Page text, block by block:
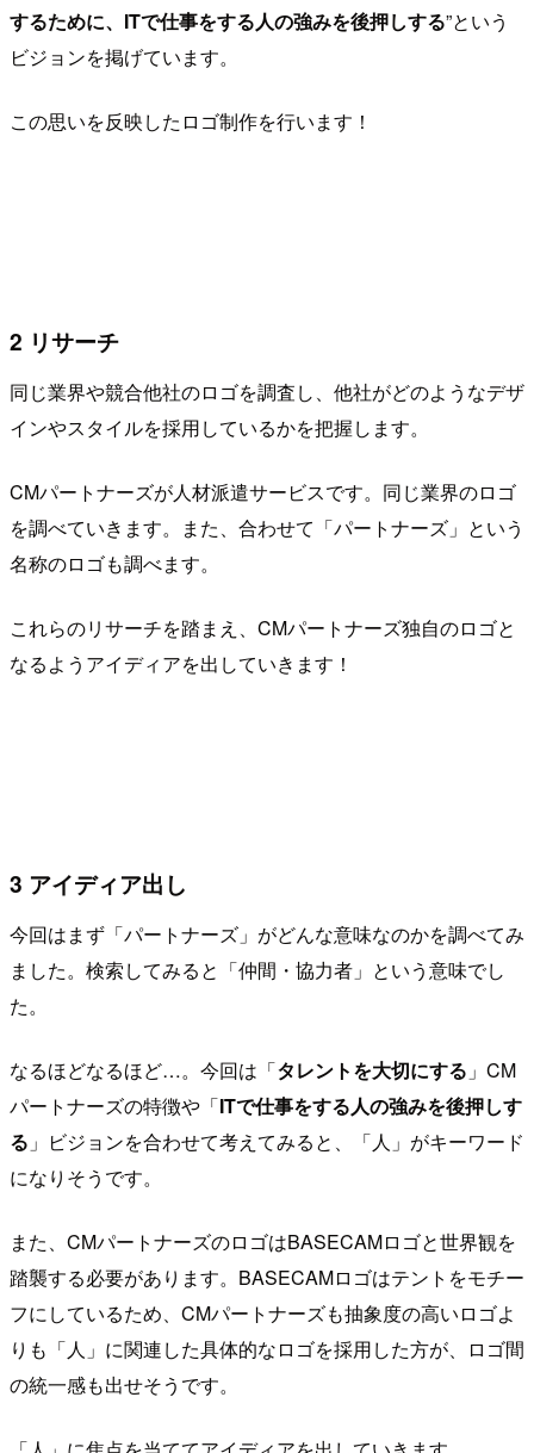
するために、ITで仕事をする人の強みを後押しする”という
ビジョンを掲げています。
この思いを反映したロゴ制作を行います！
2 リサーチ
同じ業界や競合他社のロゴを調査し、他社がどのようなデザ
インやスタイルを採用しているかを把握します。
CMパートナーズが人材派遣サービスです。同じ業界のロゴ
を調べていきます。また、合わせて「パートナーズ」という
名称のロゴも調べます。
これらのリサーチを踏まえ、CMパートナーズ独自のロゴと
なるようアイディアを出していきます！
3 アイディア出し
今回はまず「パートナーズ」がどんな意味なのかを調べてみ
ました。検索してみると「仲間・協力者」という意味でし
た。
なるほどなるほど…。今回は「タレントを大切にする 」CM
パートナーズの特徴や「ITで仕事をする人の強みを後押しす
る 」ビジョンを合わせて考えてみると、「人」がキーワード
になりそうです。
また、CMパートナーズのロゴはBASECAMロゴと世界観を
踏襲する必要があります。BASECAMロゴはテントをモチー
フにしているため、CMパートナーズも抽象度の高いロゴよ
りも「人」に関連した具体的なロゴを採用した方が、ロゴ間
の統一感も出せそうです。